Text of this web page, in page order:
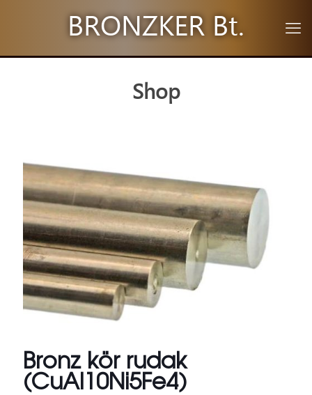
BRONZKER Bt.
Shop
Bronz kör rudak
(CuAl10Ni5Fe4)